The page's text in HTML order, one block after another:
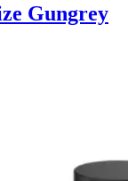
Gungrey